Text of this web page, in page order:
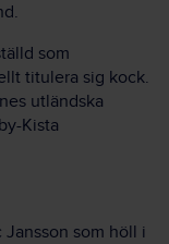
som
titulera sig kock.
utländska
Kista
som höll i